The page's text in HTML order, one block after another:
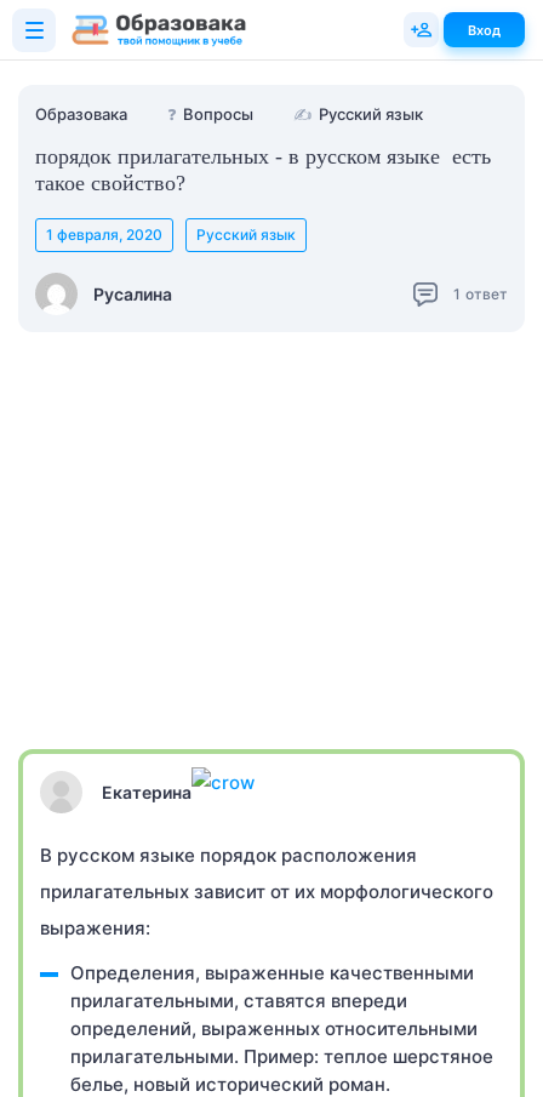
Образовака ❓ Вопросы ✍ Русский язык
порядок прилагательных - в русском языке есть
такое свойство?
Русалина
1 февраля, 2020 Русский язык
1 ответ
Екатерина
В русском языке порядок расположения
прилагательных зависит от их морфологического
выражения:
Определения, выраженные качественными
прилагательными, ставятся впереди
определений, выраженных относительными
прилагательными. Пример: теплое шерстяное
белье, новый исторический роман.
Вход